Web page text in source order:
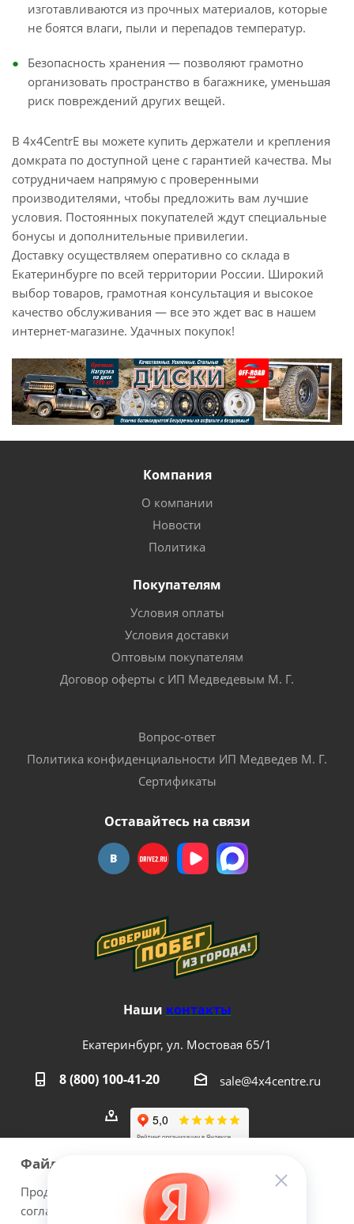
изготавливаются из прочных материалов, которые
не боятся влаги, пыли и перепадов температур.
Безопасность хранения — позволяют грамотно
организовать пространство в багажнике, уменьшая
риск повреждений других вещей.
В 4x4CentrE вы можете купить держатели и крепления
домкрата по доступной цене с гарантией качества. Мы
сотрудничаем напрямую с проверенными
производителями, чтобы предложить вам лучшие
условия. Постоянных покупателей ждут специальные
бонусы и дополнительные привилегии.
Доставку осуществляем оперативно со склада в
Екатеринбурге по всей территории России. Широкий
выбор товаров, грамотная консультация и высокое
качество обслуживания — все это ждет вас в нашем
интернет-магазине. Удачных покупок!
Компания
О компании
Новости
Политика
Покупателям
Условия оплаты
Условия доставки
Оптовым покупателям
Договор оферты с ИП Медведевым М. Г.
Вопрос-ответ
Политика конфиденциальности ИП Медведев М. Г.
Сертификаты
Оставайтесь на связи
Наши контакты
Екатеринбург, ул. Мостовая 65/1
8 (800) 100-41-20 sale@4x4centre.ru
Файлы cookie
Продолжая использовать наш сайт Вы даете
согласие на обработку файлов cookie и